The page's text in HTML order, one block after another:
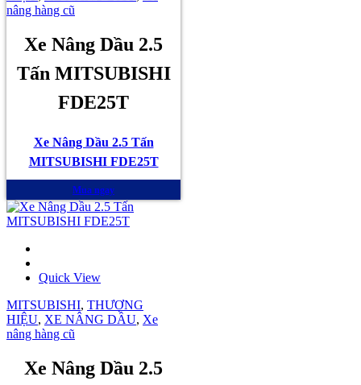
nâng hàng cũ
Xe Nâng Dầu 2.5
Tấn MITSUBISHI
FDE25T
Xe Nâng Dầu 2.5 Tấn
MITSUBISHI FDE25T
Mua ngay
Quick View
MITSUBISHI, THƯƠNG
HIỆU, XE NÂNG DẦU, Xe
nâng hàng cũ
Xe Nâng Dầu 2.5